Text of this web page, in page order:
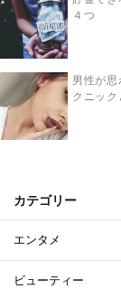
４つ
男性が
クニック
カテゴリー
エンタメ
ビューティー